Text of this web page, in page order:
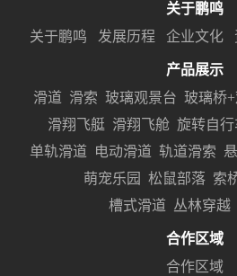
关于鹏鸣
关于鹏鸣
发展历程 企业文化
产品展示
滑道 滑索 玻璃观景台 玻璃桥
滑翔飞艇 滑翔飞舱 旋转自行
单轨滑道
电动滑道 轨道滑索
萌宠乐园
松鼠部落 索
槽式滑道 丛林穿越
合作区域
合作区域